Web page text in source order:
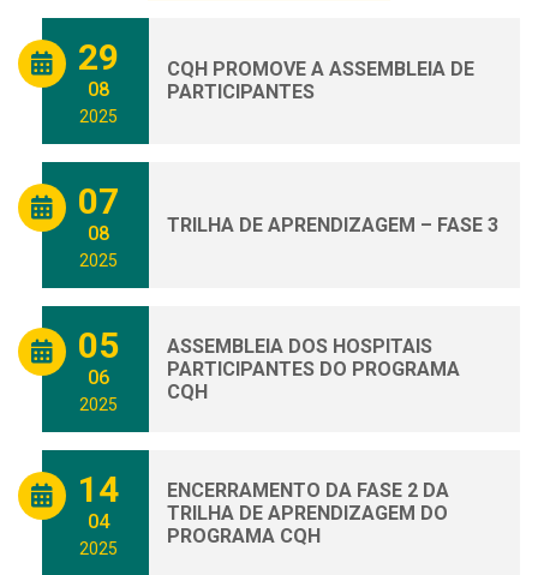
29
08
2025
CQH PROMOVE A ASSEMBLEIA DE
PARTICIPANTES
07
08
2025
TRILHA DE APRENDIZAGEM – FASE 3
05
06
2025
ASSEMBLEIA DOS HOSPITAIS
PARTICIPANTES DO PROGRAMA
CQH
14
04
2025
ENCERRAMENTO DA FASE 2 DA
TRILHA DE APRENDIZAGEM DO
PROGRAMA CQH